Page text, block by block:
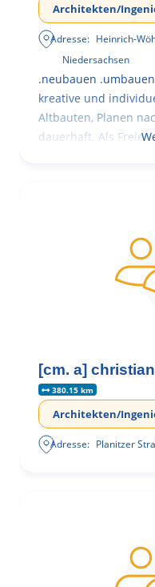
Architekten/
Adresse: Heinrich-
Niedersachsen
.neubauen
kreative und
Altbauten, Planen
dauerhaft. Als Freie
[cm. a]
380.15 km
Architekten/
Adresse: Planitzer